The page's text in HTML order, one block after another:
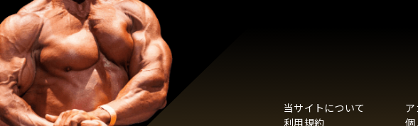
当サイトについて
利用規約
個